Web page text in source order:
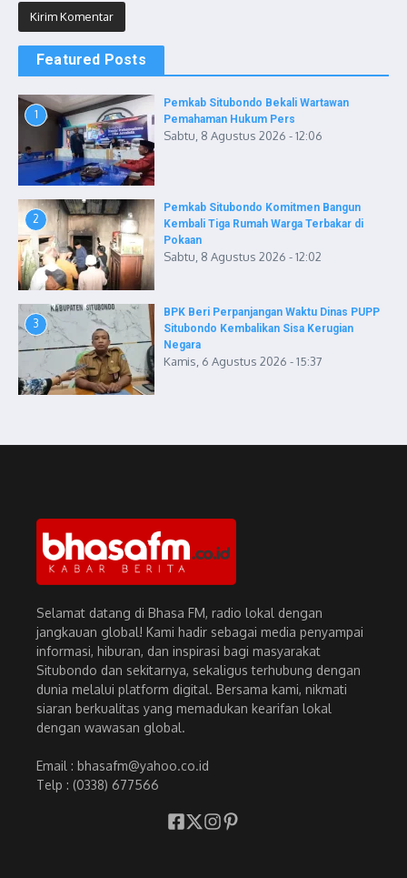
Featured Posts
1
Pemkab Situbondo Bekali Wartawan
Pemahaman Hukum Pers
Sabtu, 8 Agustus 2026 - 12:06
2
Pemkab Situbondo Komitmen Bangun
Kembali Tiga Rumah Warga Terbakar di
Pokaan
Sabtu, 8 Agustus 2026 - 12:02
3
BPK Beri Perpanjangan Waktu Dinas PUPP
Situbondo Kembalikan Sisa Kerugian
Negara
Kamis, 6 Agustus 2026 - 15:37
Selamat datang di Bhasa FM, radio lokal dengan
jangkauan global! Kami hadir sebagai media penyampai
informasi, hiburan, dan inspirasi bagi masyarakat
Situbondo dan sekitarnya, sekaligus terhubung dengan
dunia melalui platform digital. Bersama kami, nikmati
siaran berkualitas yang memadukan kearifan lokal
dengan wawasan global.
Email : bhasafm@yahoo.co.id
Telp : (0338) 677566